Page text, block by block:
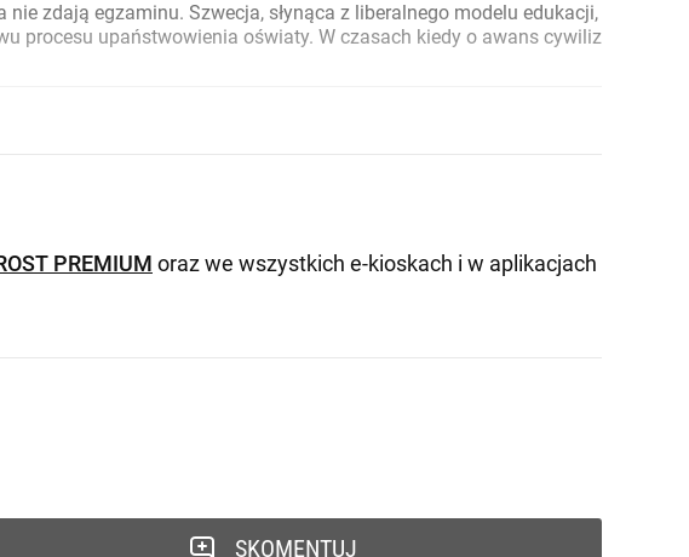
zdają egzaminu. Szwecja, słynąca z liberalnego modelu edukacji,
procesu upaństwowienia oświaty. W czasach kiedy o awans cywilizacyjny
PREMIUM oraz we wszystkich e-kioskach i w aplikacjach
SKOMENTUJ